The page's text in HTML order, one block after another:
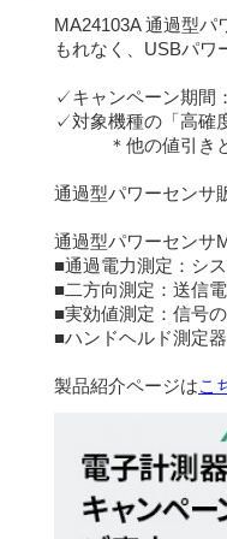
MA24103A通過型パ
もれなく、 USBパワ
✓キャンペーン期間：
✓対象機種の「高確
＊他の値引きと
通過型パワーセンサ
通過型パワーセンサ
■通過電力測定：シ
■二方向測定：送信
■実効値測定：信号
■ハンドヘルド測定器
製品紹介ページはこ